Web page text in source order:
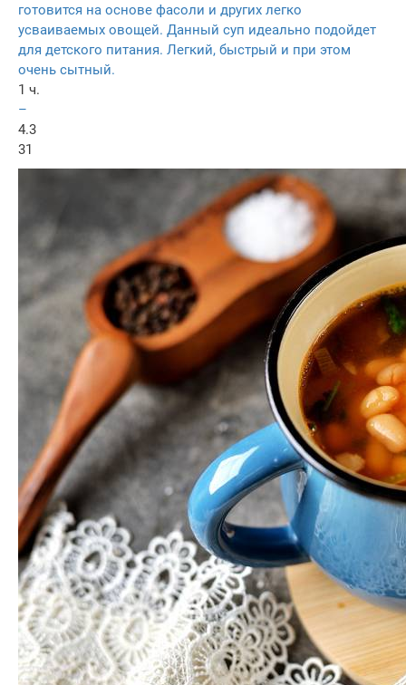
готовится на основе фасоли и других легко
усваиваемых овощей. Данный суп идеально подойдет
для детского питания. Легкий, быстрый и при этом
очень сытный.
1 ч.
–
4.3
31